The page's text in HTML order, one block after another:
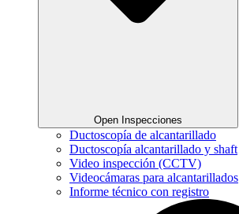
Open Inspecciones
Ductoscopía de alcantarillado
Ductoscopía alcantarillado y shaft
Video inspección (CCTV)
Videocámaras para alcantarillados
Informe técnico con registro